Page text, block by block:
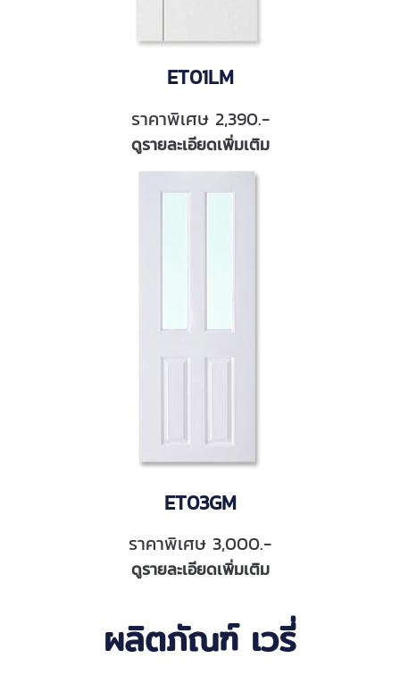
ET01LM
ราคาพิเศษ 2,390.-
ดูรายละเอียดเพิ่มเติม
ET03GM
ราคาพิเศษ 3,000.-
ดูรายละเอียดเพิ่มเติม
ผลิตภัณฑ์ เวรี่